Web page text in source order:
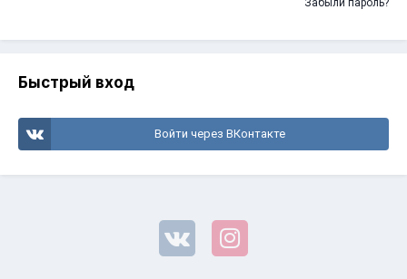
Забыли пароль?
Быстрый вход
Войти через ВКонтакте